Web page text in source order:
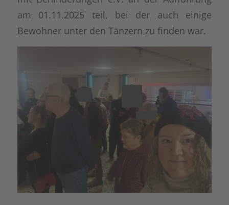
am 01.11.2025 teil, bei der auch einige
Bewohner unter den Tänzern zu finden war.